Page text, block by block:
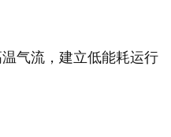
气流，建立低能耗运行